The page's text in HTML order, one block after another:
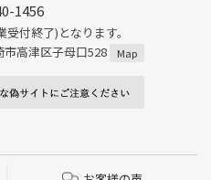
1456
付終了)となります。
高津区子母口528
Map